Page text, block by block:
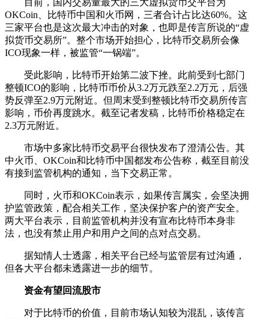
OKCoin、比特币中国和火币网，三者合计占比达60%。这
三家平台也是这次最大冲击的对象，也即是传言所说的“虚
拟货币交易所”。整个市场开始担心，比特币交易所会像
ICO现象一样，被监管“一锅端”。
受此影响，比特币开始第二波下挫。此前受到七部门
整顿ICO的影响，比特币币价从3.2万元跌至2.2万元，后强
势反弹至2.9万元附近。但周末受到整顿比特币交易所传言
影响，币价再度跳水。截至记者发稿，比特币价格稳定在
2.3万元附近。
市场中多家比特币交易平台很快发布了澄清公告。其
中火币、OKCoin和比特币中国都发布公告称，截至目前没
有接到监管机构的通知，当下交易正常。
同时，火币和OKCoin表示，如果传言属实，会坚决拥
护监管政策，配合相关工作，坚决保护客户的资产安全。
两大平台表示，目前监管机构并没有宣布比特币本身非
法，也没有禁止用户和用户之间的点对点交易。
据知情人士透露，相关平台已经与监管层有过沟通，
但各大平台都未透露进一步的细节。
资金有望回流股市
对于比特币的价值，目前市场认知较为混乱，该传言